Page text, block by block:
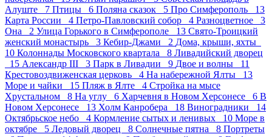
Алуште 7 Птицы 6 Поляна сказок 5 Про Симферополь 13
Карта России 4 Петро-Павловский собор 4 Разноцветное 3
Она 2 Улица Горького в Симферополе 13 Свято-Троицкий
женский монастырь 3 Кебир-Джами 2 Дома, крыши, яхты
10 Колоннады Московского квартала 8 Ливадийский дворец
15 Александр III 3 Парк в Ливадии 9 Двое и волны 11
Крестовоздвиженская церковь 4 На набережной Ялты 13
Море и чайки 15 Пляж в Ялте 4 Стройка на мысе
Хрустальном 8 На углу 6 Харчевня в Новом Херсонесе 6 В
Новом Херсонесе 13 Холм Канробера 18 Виноградники 14
Октябрьское небо 4 Кормление сытых и ленивых 10 Море в
октябре 5 Ледовый дворец 8 Солнечные пятна 8 Портреты